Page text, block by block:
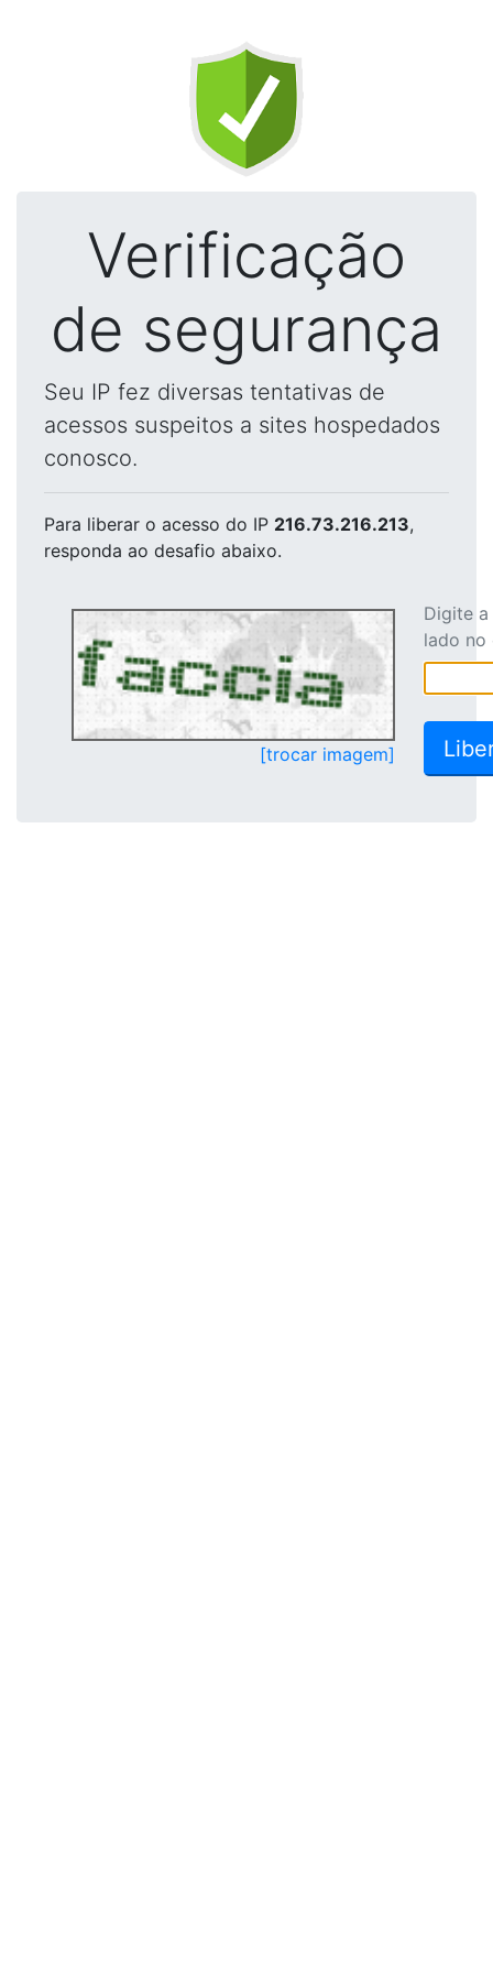
Verificação
de segurança
Seu IP fez diversas tentativas de
acessos suspeitos a sites hospedados
conosco.
Para liberar o acesso do IP 216.73.216.213,
responda ao desafio abaixo.
[trocar imagem]
Digite
lado no